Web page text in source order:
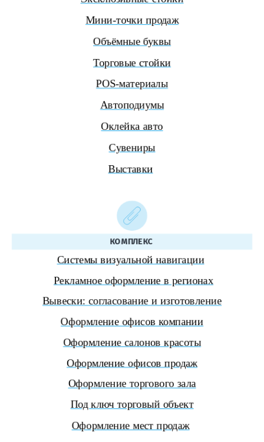
Мини-точки продаж
Объёмные буквы
Торговые стойки
POS-материалы
Автоподиумы
Оклейка авто
Сувениры
Выставки
КОМПЛЕКС
Системы визуальной навигации
Рекламное оформление в регионах
Вывески: согласование и изготовление
Оформление офисов компании
Оформление салонов красоты
Оформление офисов продаж
Оформление торгового зала
Под ключ торговый объект
Оформление мест продаж